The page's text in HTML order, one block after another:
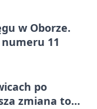
w Oborze.
11
po
zmiana to